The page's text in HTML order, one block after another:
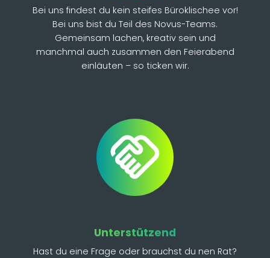
Bei uns findest du kein steifes Büroklischee vor!
Bei uns bist du Teil des Novus-Teams.
Gemeinsam lachen, kreativ sein und
manchmal auch zusammen den Feierabend
einläuten – so ticken wir.
Unterstützend
Hast du eine Frage oder brauchst du nen Rat?